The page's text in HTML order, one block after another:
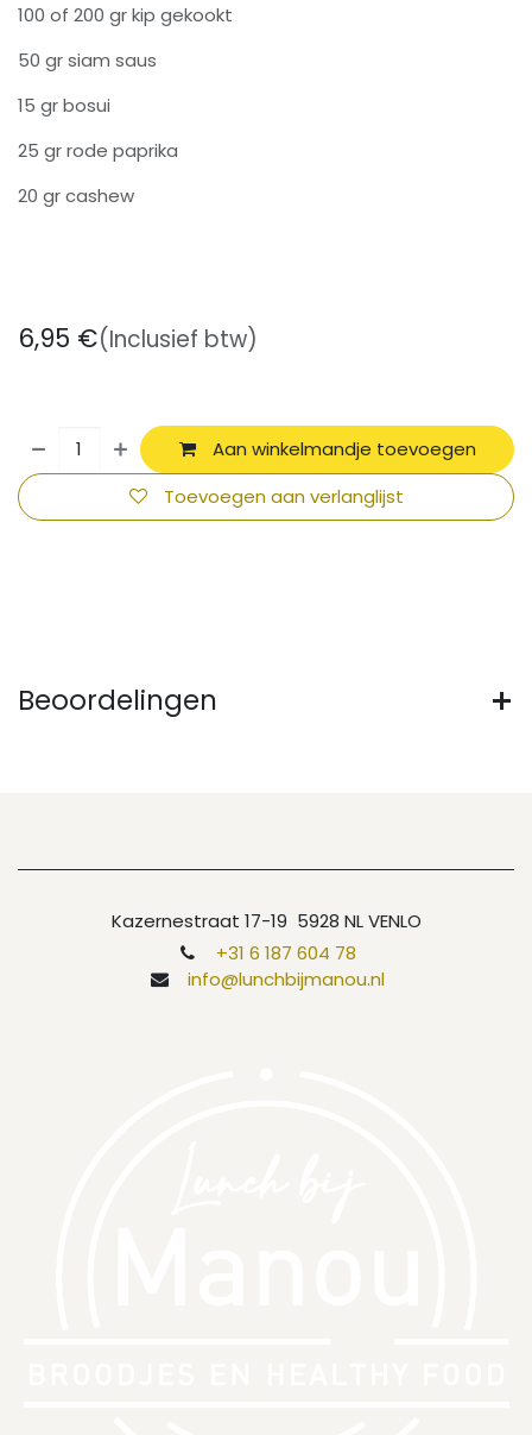
100 of 200 gr kip gekookt
50 gr siam saus
15 gr bosui
25 gr rode paprika
20 gr cashew
6,95 €(Inclusief btw)
Aan winkelmandje toevoegen
Toevoegen aan verlanglijst
Beoordelingen
Kazernestraat 17-19 5928 NL VENLO
+31 6 187 604 78
info@lunchbijmanou.nl